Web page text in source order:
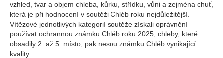
vzhled, tvar a objem chleba, kůrku, střídku, vůni a zejména chuť,
která je při hodnocení v soutěži Chléb roku nejdůležitější.
Vítězové jednotlivých kategorií soutěže získali oprávnění
používat ochrannou známku Chléb roku 2025; chleby, které
obsadily 2. až 5. místo, pak nesou známku Chléb vynikající
kvality.